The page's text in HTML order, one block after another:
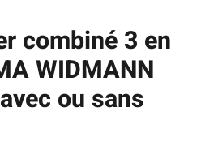
combiné 3 en
WIDMANN
ou sans